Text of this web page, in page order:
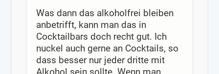
Was dann das alkoholfrei bleiben
anbetrifft, kann man das in
Cocktailbars doch recht gut. Ich
nuckel auch gerne an Cocktails, so
dass besser nur jeder dritte mit
Alkohol sein sollte. Wenn man